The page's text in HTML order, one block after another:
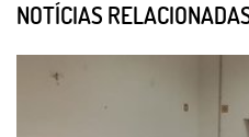
NOTÍCIAS